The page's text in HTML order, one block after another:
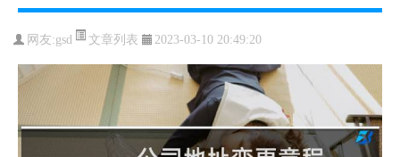
网友:gsd 文章列表 2023-03-10 20:49:20